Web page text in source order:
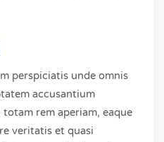
perspiciatis unde omnis
accusantium
rem aperiam, eaque
veritatis et quasi